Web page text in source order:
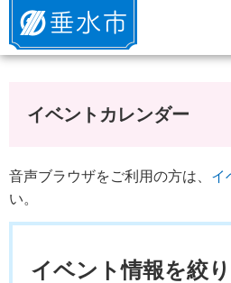
垂水市
イベントカレンダー
音声ブラウザをご利用の方は、 イ
い。
イベント情報を絞